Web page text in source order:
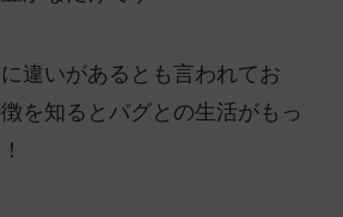
違いがあるとも言われてお
を知るとパグとの生活がもっ